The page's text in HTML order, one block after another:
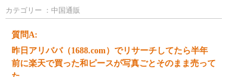
カテゴリー ：中国通販
質問A:
昨日アリババ（1688.com）でリサーチしてたら半年
前に楽天で買った和ピースが写真ごとそのまま売って